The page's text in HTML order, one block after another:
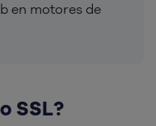
en motores de
SSL?